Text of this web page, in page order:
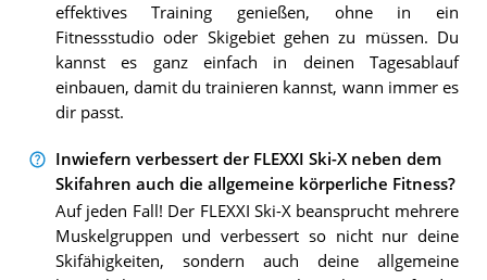
effektives Training genießen, ohne in ein
Fitnessstudio oder Skigebiet gehen zu müssen. Du
kannst es ganz einfach in deinen Tagesablauf
einbauen, damit du trainieren kannst, wann immer es
dir passt.
Inwiefern verbessert der FLEXXI Ski-X neben dem
Skifahren auch die allgemeine körperliche Fitness?
Auf jeden Fall! Der FLEXXI Ski-X beansprucht mehrere
Muskelgruppen und verbessert so nicht nur deine
Skifähigkeiten, sondern auch deine allgemeine